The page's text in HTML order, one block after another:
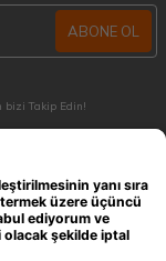
ABONE OL
bizi Takip Edin!
ettiğiniz tüm sorular ve